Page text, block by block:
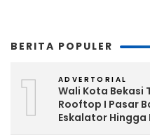
BERITA POPULER
1 ADVERTORIAL
Wali Kota Bekasi
Rooftop I Pasar
Eskalator